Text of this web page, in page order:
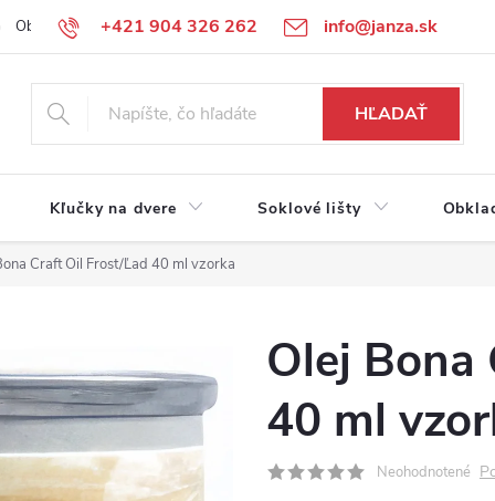
+421 904 326 262 info@janza.sk
Obchodné podmienky Reklamačné podmienky Podmienky
HĽADAŤ
Kľučky na dvere Soklové lišty
Craft Oil Frost/Ľad 40 ml vzorka
Olej
40 ml
Neohodnotené